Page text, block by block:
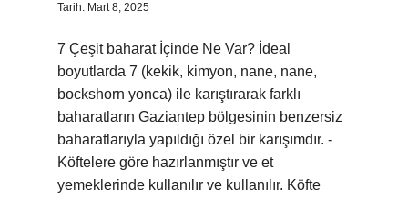
Tarih: Mart 8, 2025
7 Çeşit baharat İçinde Ne Var? İdeal
boyutlarda 7 (kekik, kimyon, nane, nane,
bockshorn yonca) ile karıştırarak farklı
baharatların Gaziantep bölgesinin benzersiz
baharatlarıyla yapıldığı özel bir karışımdır. -
Köftelere göre hazırlanmıştır ve et
yemeklerinde kullanılır ve kullanılır. Köfte